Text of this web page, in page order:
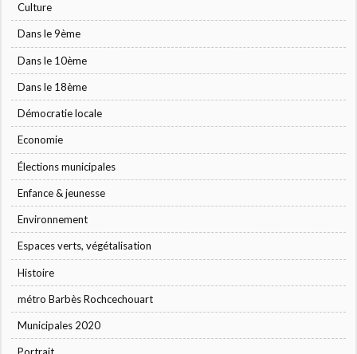
Culture
Dans le 9ème
Dans le 10ème
Dans le 18ème
Démocratie locale
Economie
Élections municipales
Enfance & jeunesse
Environnement
Espaces verts, végétalisation
Histoire
métro Barbès Rochcechouart
Municipales 2020